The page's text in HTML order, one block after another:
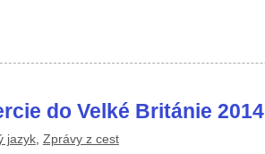
do Velké Británie 2014
jazyk, Zprávy z cest